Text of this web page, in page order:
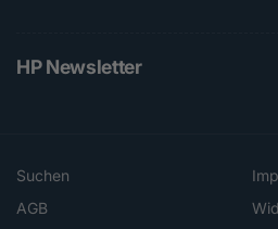
HP Newsletter
Suchen
AGB